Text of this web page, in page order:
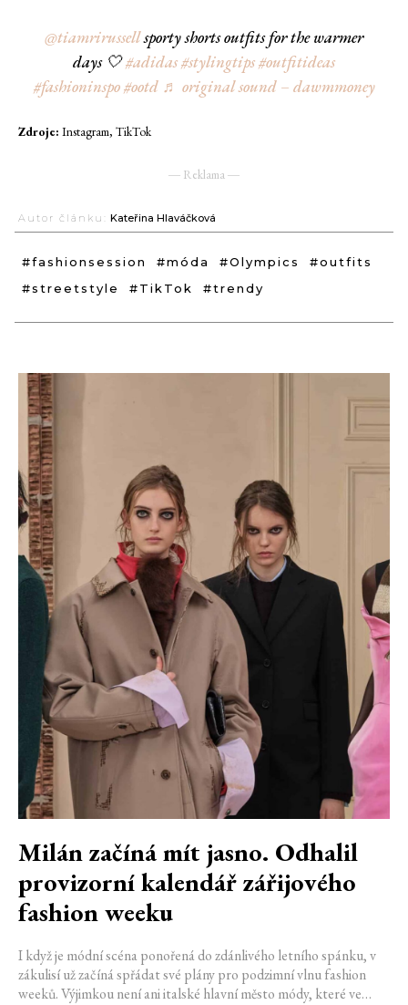
@tiamrirussellsporty shorts outfits for the warmer
days 🤍#adidas#stylingtips#outfitideas
#fashioninspo#ootd ♬ original sound – dawmmoney
Zdroje: Instagram, TikTok
― Reklama ―
Autor článku: Kateřina Hlaváčková
#fashionsession #móda #Olympics
#outfits
#streetstyle
#TikTok #trendy
Milán začíná mít jasno. Odhalil
provizorní kalendář zářijového
fashion weeku
I když je módní scéna ponořená do zdánlivého letního spánku, v
zákulisí už začíná spřádat své plány pro podzimní vlnu fashion
weeků. Výjimkou není ani italské hlavní město módy, které ve